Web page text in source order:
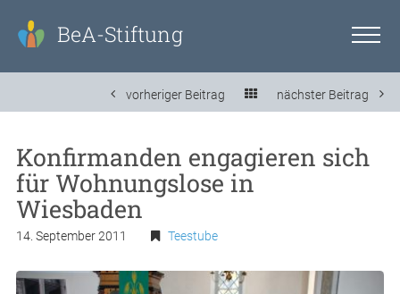
BeA-Stiftung
vorheriger Beitrag nächster Beitrag
Konfirmanden engagieren sich
für Wohnungslose in
Wiesbaden
14. September 2011 Teestube